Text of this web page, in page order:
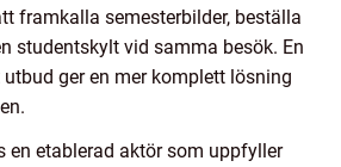
framkalla semesterbilder, beställa
studentskylt vid samma besök. En
ger en mer komplett lösning
en etablerad aktör som uppfyller